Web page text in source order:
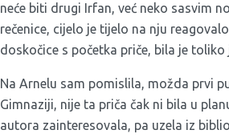
neće biti drugi Irfan, već neko sasvim
rečenice, cijelo je tijelo na nju
doskočice s početka priče, bila je
Na Arnelu sam pomislila, možda prvi
Gimnaziji, nije ta priča čak ni bila u
autora zainteresovala, pa uzela iz